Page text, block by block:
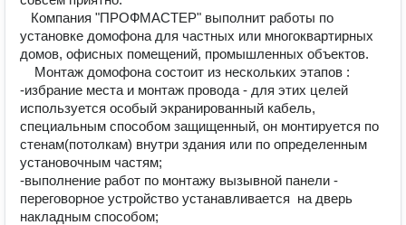
установке домофона для частных или многоквартирных
домов, офисных помещений, промышленных объектов.
-избрание места и монтаж провода - для этих целей
используется особый экранированный кабель,
специальным способом защищенный, он монтируется по
стенам(потолкам) внутри здания или по определенным
установочным частям;
-выполнение работ по монтажу вызывной панели -
переговорное устройство устанавливается  на дверь
накладным способом;